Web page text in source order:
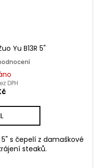
Yu B13R 5"
DPH
5" s čepelí z damaškové
steaků.